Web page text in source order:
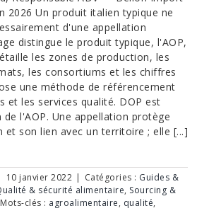
2026 Un produit italien typique ne
d'une appellation
distingue le produit typique, l'AOP,
les zones de production, les
les consortiums et les chiffres
une méthode de référencement
et les services qualité. DOP est
l'AOP. Une appellation protège
et son lien avec un territoire ; elle [...]
10 janvier 2022 | Catégories : Guides &
& sécurité alimentaire, Sourcing &
Mots-clés : agroalimentaire, qualité,